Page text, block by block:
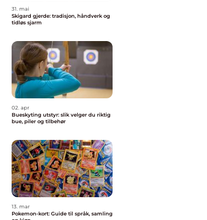
31. mai
Skigard gjerde: tradisjon, håndverk og
tidløs sjarm
02. apr
Bueskyting utstyr: slik velger du riktig
bue, piler og tilbehør
13. mar
Pokemon-kort: Guide til språk, samling